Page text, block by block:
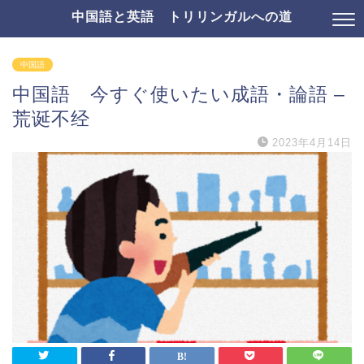
中国語と英語 トリリンガルへの道
中国語
中国語 今すぐ使いたい成語・論語 –
荒诞不经
2023年4月14日